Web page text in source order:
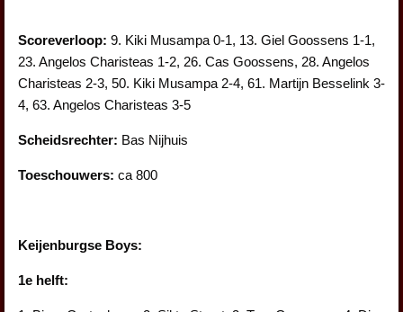
Scoreverloop: 9. Kiki Musampa 0-1, 13. Giel Goossens 1-1,
23. Angelos Charisteas 1-2, 26. Cas Goossens, 28. Angelos
Charisteas 2-3, 50. Kiki Musampa 2-4, 61. Martijn Besselink 3-
4, 63. Angelos Charisteas 3-5
Scheidsrechter: Bas Nijhuis
Toeschouwers: ca 800
Keijenburgse Boys:
1e helft: